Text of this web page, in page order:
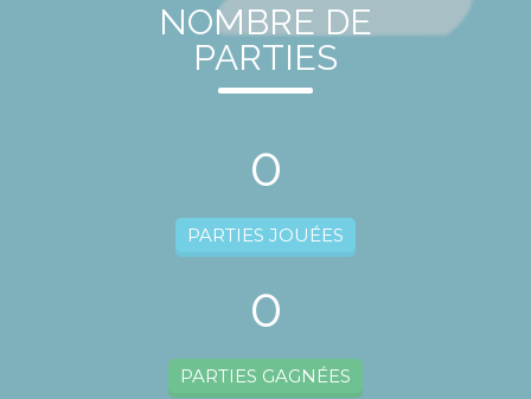
NOMBRE DE
PARTIES
0
PARTIES JOUÉES
0
PARTIES GAGNÉES